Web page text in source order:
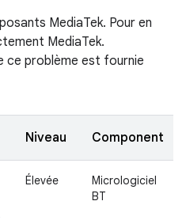
MediaTek. Pour en
MediaTek.
ce problème est fournie
Niveau Component
Élevée
Micrologiciel
BT